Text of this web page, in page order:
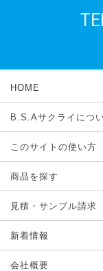
HOME
B.S.Aサクライにつ
このサイトの使い方
商品を探す
見積・サンプル請求
新着情報
会社概要